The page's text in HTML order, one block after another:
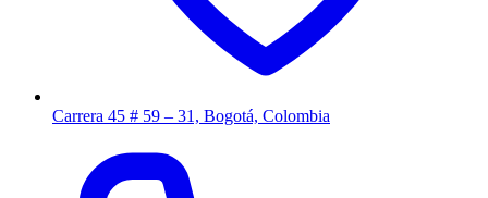
Carrera 45 # 59 – 31, Bogotá, Colombia